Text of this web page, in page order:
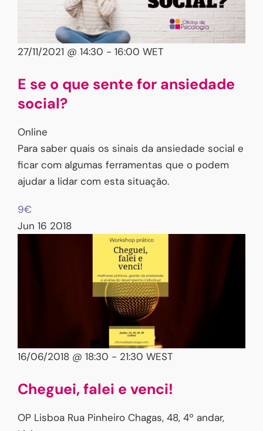
27/11/2021 @ 14:30 - 16:00 WET
E se o que sente for ansiedade
social?
Online
Para saber quais os sinais da ansiedade social e
ficar com algumas ferramentas que o podem
ajudar a lidar com esta situação.
9€
Jun 16 2018
16/06/2018 @ 18:30 - 21:30 WEST
Cheguei, falei e venci!
OP Lisboa Rua Pinheiro Chagas, 48, 4º andar,